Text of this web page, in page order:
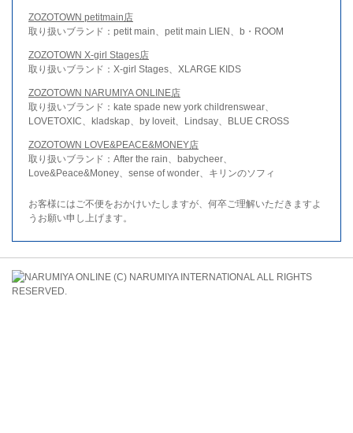
ZOZOTOWN petitmain店
取り扱いブランド：petit main、petit main LIEN、b・ROOM
ZOZOTOWN X-girl Stages店
取り扱いブランド：X-girl Stages、XLARGE KIDS
ZOZOTOWN NARUMIYA ONLINE店
取り扱いブランド：kate spade new york childrenswear、
LOVETOXIC、kladskap、by loveit、Lindsay、BLUE CROSS
ZOZOTOWN LOVE&PEACE&MONEY店
取り扱いブランド：After the rain、babycheer、
Love&Peace&Money、sense of wonder、キリンのソフィ
お客様にはご不便をおかけいたしますが、何卒ご理解いただきますよ
うお願い申し上げます。